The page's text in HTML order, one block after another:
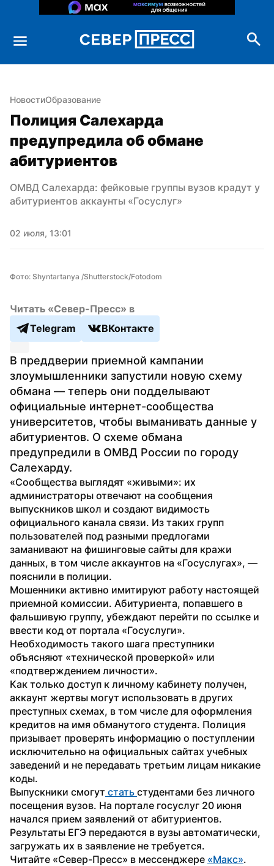
НовостиОбразование
Полиция Салехарда
предупредила об обмане
абитуриентов
ОМВД Салехарда: фейковые группы вузов крадут у
абитуриентов аккаунты «Госуслуг»
02 июля, 13:01
Фото: Shyntartanya /Shutterstock/Fotodom
Читать «Север-Пресс» в
Telegram
ВКонтакте
В преддверии приемной кампании
злоумышленники запустили новую схему
обмана — теперь они подделывают
официальные интернет-сообщества
университетов, чтобы выманивать данные у
абитуриентов. О схеме обмана
предупредили в ОМВД России по городу
Салехарду.
«Сообщества выглядят «живыми»: их
администраторы отвечают на сообщения
выпускников школ и создают видимость
официального канала связи. Из таких групп
пользователей под разными предлогами
заманивают на фишинговые сайты для кражи
данных, в том числе аккаунтов на «Госуслугах», —
пояснили в полиции.
Мошенники активно имитируют работу настоящей
приемной комиссии. Абитуриента, попавшего в
фальшивую группу, убеждают перейти по ссылке и
ввести код от портала «Госуслуги».
Необходимость такого шага преступники
объясняют «технической проверкой» или
«подтверждением личности».
Как только доступ к личному кабинету получен,
аккаунт жертвы могут использовать в других
преступных схемах, в том числе для оформления
кредитов на имя обманутого студента. Полиция
призывает проверять информацию о поступлении
исключительно на официальных сайтах учебных
заведений и не передавать третьим лицам никакие
коды.
Выпускники смогут стать студентами без личного
посещения вузов. На портале госуслуг 20 июня
начался прием заявлений от абитуриентов.
Результаты ЕГЭ передаются в вузы автоматически,
загружать их в заявление не требуется.
Читайте «Север-Пресс» в мессенджере «Макс».